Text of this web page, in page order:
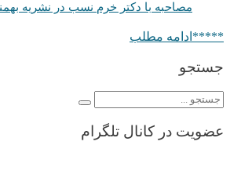
مصاحبه با دکتر خرم نسب در نشریه
*****ادامه مطلب
جستجو
عضویت در کانال تلگرام